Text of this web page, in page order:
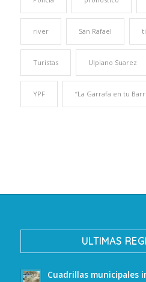
river San Rafael
Turistas Ulpiano Suarez
YPF “La Garrafa en tu
ULTIMAS
Cuadrillas municipales